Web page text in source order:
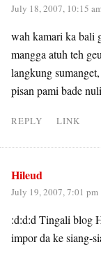
July 18, 2007, 10:15
wah kamari ka bali
mangga atuh teh
langkung
pisan pami bade
REPLY LINK
Hileud
July 19, 2007, 7:01 pm
:d:d:d Tingali blog
impor da ke siang-